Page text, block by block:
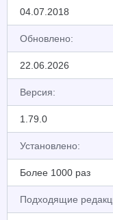
04.07.2018
Обновлено:
22.06.2026
Версия:
1.79.0
Установлено:
Более 1000 раз
Подходящие